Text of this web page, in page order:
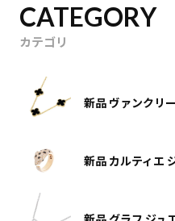
CATEGORY
カテゴリ
新品 ヴァンクリ
新品 カルティエ